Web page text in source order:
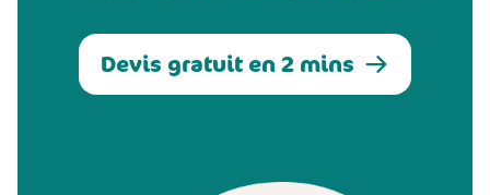
Devis gratuit en 2 mins